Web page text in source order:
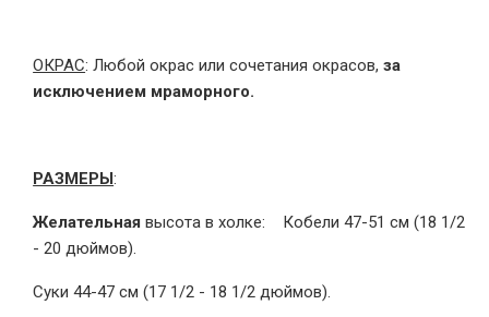
ОКРАС: Любой окрас или сочетания окрасов,за
исключением мраморного.
РАЗМЕРЫ:
Желательная высота в холке: Кобели 47-51 см (18 1/2
- 20 дюймов).
Суки 44-47 см (17 1/2 - 18 1/2 дюймов).